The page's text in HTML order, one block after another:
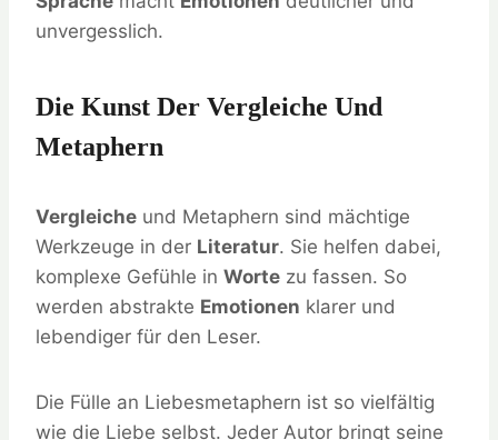
unvergesslich.
Die Kunst Der Vergleiche Und
Metaphern
Vergleiche und Metaphern sind mächtige
Werkzeuge in der Literatur. Sie helfen dabei,
komplexe Gefühle in Worte zu fassen. So
werden abstrakte Emotionen klarer und
lebendiger für den Leser.
Die Fülle an Liebesmetaphern ist so vielfältig
wie die Liebe selbst. Jeder Autor bringt seine